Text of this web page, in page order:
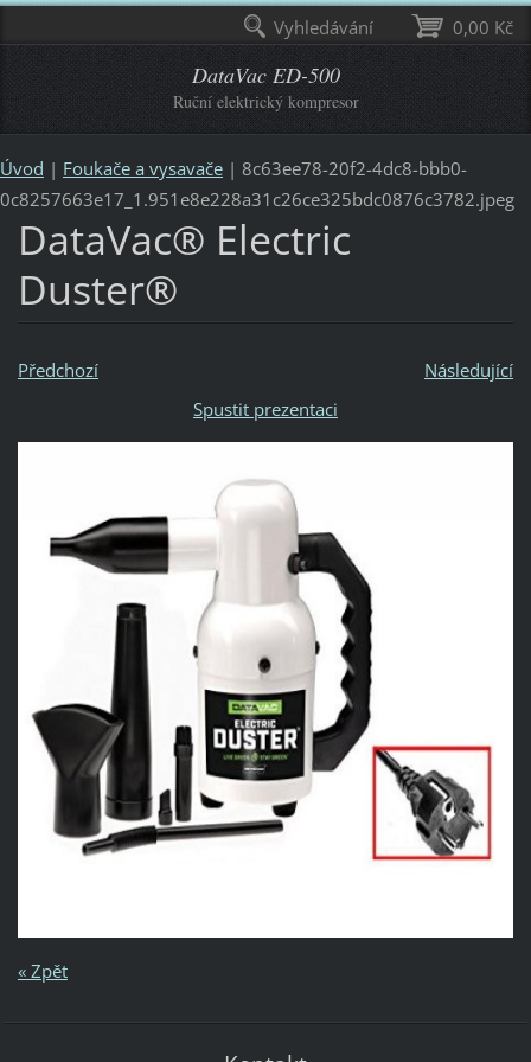
DataVac ED-500
Ruční elektrický kompresor
Úvod | Foukače a vysavače | 8c63ee78-20f2-4dc8-bbb0-
0c8257663e17_1.951e8e228a31c26ce325bdc0876c3782.jpeg
DataVac® Electric
Duster®
Předchozí
Následující
Spustit prezentaci
« Zpět
0,00 Kč
Vyhledávání